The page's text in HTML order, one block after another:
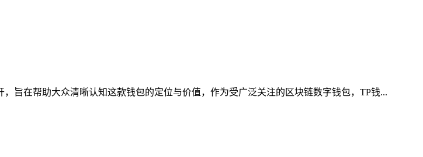
旨在帮助大众清晰认知这款钱包的定位与价值，作为受广泛关注的区块链数字钱包，TP钱...